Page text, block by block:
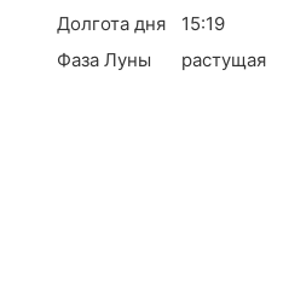
Долгота дня
15:19
Фаза Луны
растущая